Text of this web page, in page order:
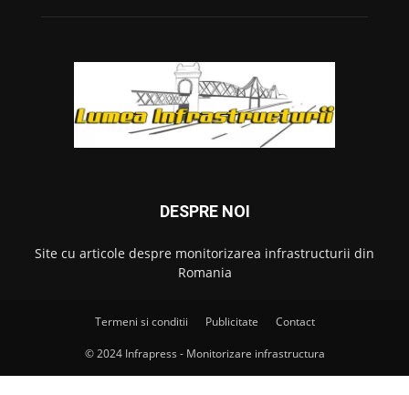
DESPRE NOI
Site cu articole despre monitorizarea infrastructurii din
Romania
Termeni si conditii Publicitate Contact
© 2024 Infrapress - Monitorizare infrastructura